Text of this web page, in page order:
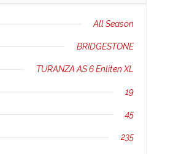
All Season
BRIDGESTONE
TURANZA AS 6 Enliten XL
19
45
235